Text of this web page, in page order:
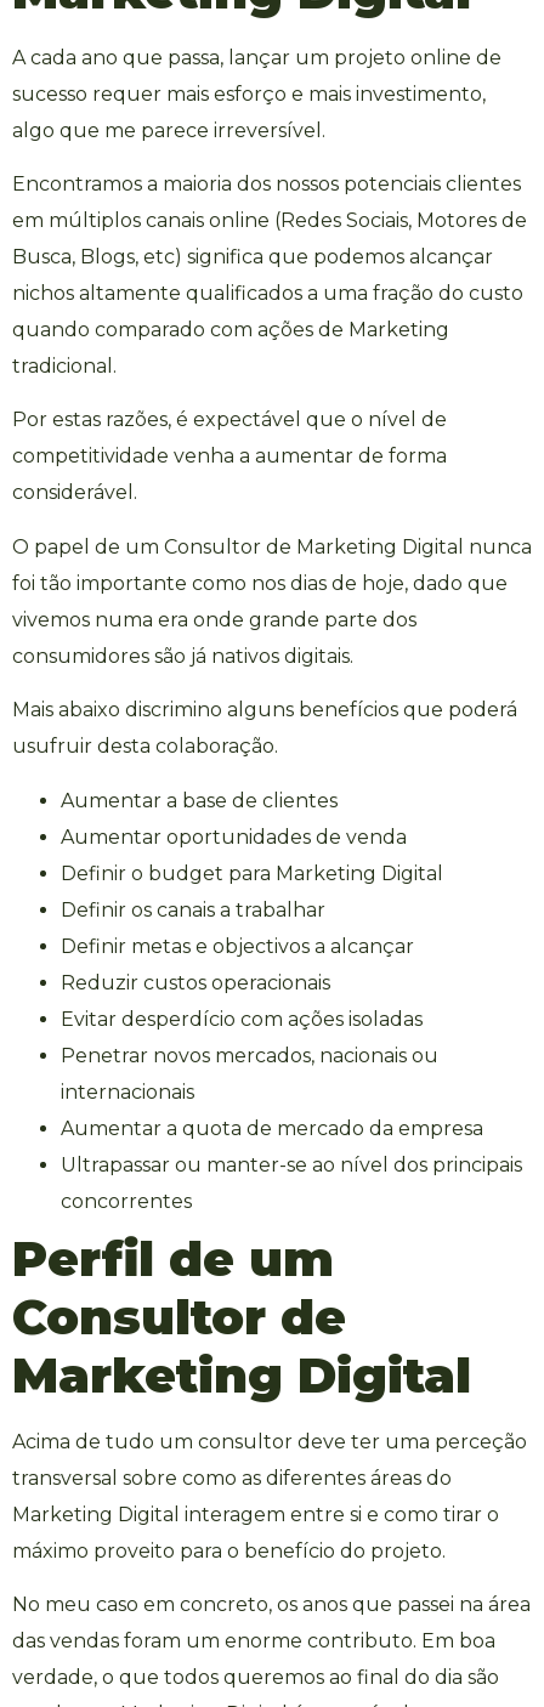
A cada ano que passa, lançar um projeto online de
sucesso requer mais esforço e mais investimento,
algo que me parece irreversível.
Encontramos a maioria dos nossos potenciais clientes
em múltiplos canais online (Redes Sociais, Motores de
Busca, Blogs, etc) significa que podemos alcançar
nichos altamente qualificados a uma fração do custo
quando comparado com ações de Marketing
tradicional.
Por estas razões, é expectável que o nível de
competitividade venha a aumentar de forma
considerável.
O papel de um Consultor de Marketing Digital nunca
foi tão importante como nos dias de hoje, dado que
vivemos numa era onde grande parte dos
consumidores são já nativos digitais.
Mais abaixo discrimino alguns benefícios que poderá
usufruir desta colaboração.
Aumentar a base de clientes
Aumentar oportunidades de venda
Definir o budget para Marketing Digital
Definir os canais a trabalhar
Definir metas e objectivos a alcançar
Reduzir custos operacionais
Evitar desperdício com ações isoladas
Penetrar novos mercados, nacionais ou
internacionais
Aumentar a quota de mercado da empresa
Ultrapassar ou manter-se ao nível dos principais
concorrentes
Perfil de um
Consultor de
Marketing Digital
Acima de tudo um consultor deve ter uma perceção
transversal sobre como as diferentes áreas do
Marketing Digital interagem entre si e como tirar o
máximo proveito para o benefício do projeto.
No meu caso em concreto, os anos que passei na área
das vendas foram um enorme contributo. Em boa
verdade, o que todos queremos ao final do dia são